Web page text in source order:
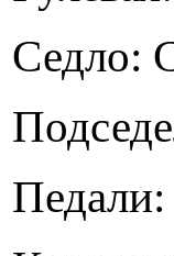
Седло: